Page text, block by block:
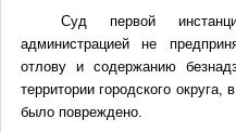
Суд первой
администрацией не
отлову и содержанию
территории городского
было повреждено.